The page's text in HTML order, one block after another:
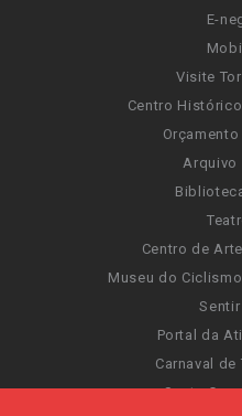
E-
Visite
Centro
Arquivo
Centro de
Museu do
Portal da
Carnaval de
Santa